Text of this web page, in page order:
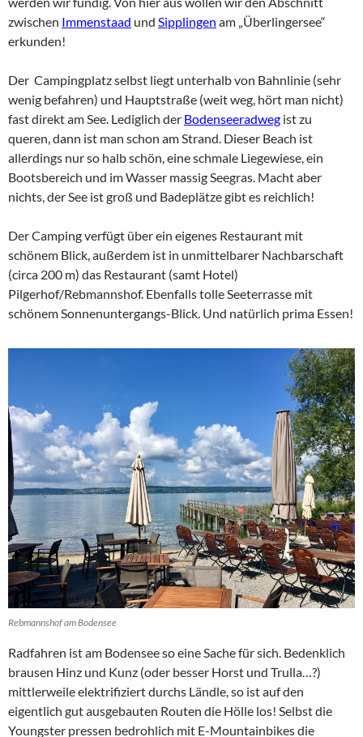
zwischen Immenstaad und Sipplingen am „Überlingersee“
erkunden!
Der Campingplatz selbst liegt unterhalb von Bahnlinie (sehr
wenig befahren) und Hauptstraße (weit weg, hört man nicht)
fast direkt am See. Lediglich der Bodenseeradweg ist zu
queren, dann ist man schon am Strand. Dieser Beach ist
allerdings nur so halb schön, eine schmale Liegewiese, ein
Bootsbereich und im Wasser massig Seegras. Macht aber
nichts, der See ist groß und Badeplätze gibt es reichlich!
Der Camping verfügt über ein eigenes Restaurant mit
schönem Blick, außerdem ist in unmittelbarer Nachbarschaft
(circa 200 m) das Restaurant (samt Hotel)
Pilgerhof/Rebmannshof. Ebenfalls tolle Seeterrasse mit
schönem Sonnenuntergangs-Blick. Und natürlich prima Essen!
Rebmannshof am Bodensee
Radfahren ist am Bodensee so eine Sache für sich. Bedenklich
brausen Hinz und Kunz (oder besser Horst und Trulla…?)
mittlerweile elektrifiziert durchs Ländle, so ist auf den
eigentlich gut ausgebauten Routen die Hölle los! Selbst die
Youngster pressen bedrohlich mit E-Mountainbikes die